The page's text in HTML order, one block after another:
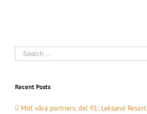
Search
for:
Recent Posts
Möt våra partners, del 91: Leksand Resort